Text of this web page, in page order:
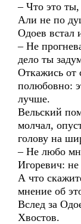
– Что это
Али не по
Одоев встал
– Не
дело ты
Откажись от
полюбовно:
лучше.
Вельский
молчал,
голову на
– Не любо
Игоревич: не
А что
мнение об
Вслед за
Хвостов.